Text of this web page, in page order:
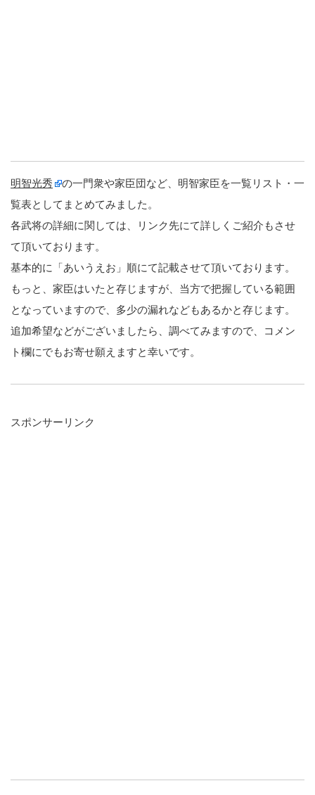
明智光秀
の一門衆や家臣団など、明智家臣を一覧リスト・一
覧表としてまとめてみました。
各武将の詳細に関しては、リンク先にて詳しくご紹介もさせ
て頂いております。
基本的に「あいうえお」順にて記載させて頂いております。
もっと、家臣はいたと存じますが、当方で把握している範囲
となっていますので、多少の漏れなどもあるかと存じます。
追加希望などがございましたら、調べてみますので、コメン
ト欄にでもお寄せ願えますと幸いです。
スポンサーリンク